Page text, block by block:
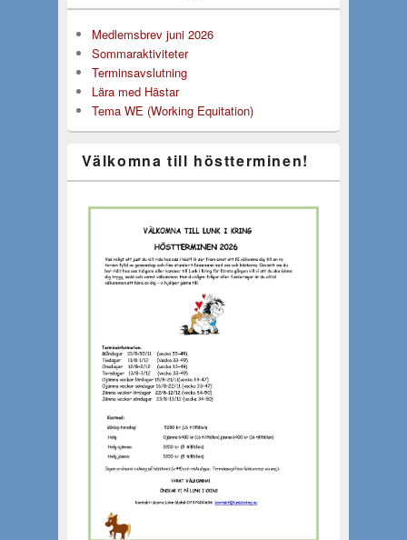
Medlemsbrev juni 2026
Sommaraktiviteter
Terminsavslutning
Lära med Hästar
Tema WE (Working Equitation)
Välkomna till höstterminen!